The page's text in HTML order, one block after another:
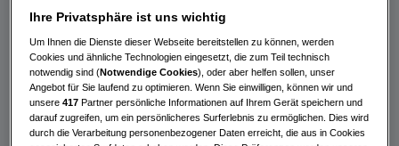
Ihre Privatsphäre ist uns wichtig
Um Ihnen die Dienste dieser Webseite bereitstellen zu können, werden
Cookies und ähnliche Technologien eingesetzt, die zum Teil technisch
notwendig sind (Notwendige Cookies), oder aber helfen sollen, unser
Angebot für Sie laufend zu optimieren. Wenn Sie einwilligen, können wir und
unsere417 Partner persönliche Informationen auf Ihrem Gerät speichern und
darauf zugreifen, um ein persönlicheres Surferlebnis zu ermöglichen. Dies wird
durch die Verarbeitung personenbezogener Daten erreicht, die aus in Cookies